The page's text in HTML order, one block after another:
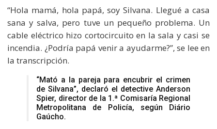
“Hola mamá, hola papá, soy Silvana. Llegué a casa
sana y salva, pero tuve un pequeño problema. Un
cable eléctrico hizo cortocircuito en la sala y casi se
incendia. ¿Podría papá venir a ayudarme?”, se lee en
la transcripción.
“Mató a la pareja para encubrir el crimen
de Silvana”, declaró el detective Anderson
Spier, director de la 1.ª Comisaría Regional
Metropolitana de Policía, según Diário
Gaúcho.